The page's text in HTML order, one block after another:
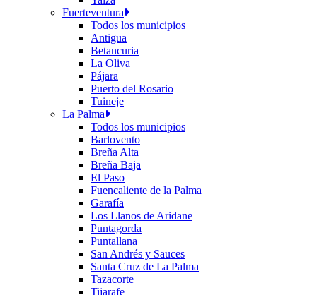
Fuerteventura
Todos los municipios
Antigua
Betancuria
La Oliva
Pájara
Puerto del Rosario
Tuineje
La Palma
Todos los municipios
Barlovento
Breña Alta
Breña Baja
El Paso
Fuencaliente de la Palma
Garafía
Los Llanos de Aridane
Puntagorda
Puntallana
San Andrés y Sauces
Santa Cruz de La Palma
Tazacorte
Tijarafe